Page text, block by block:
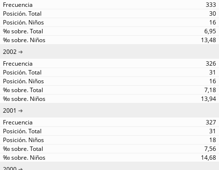
333
30
16
6,95
13,48
2002
326
31
16
7,18
13,94
2001
327
31
18
7,56
14,68